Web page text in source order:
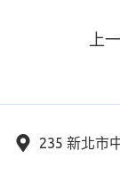
上
235 新北市